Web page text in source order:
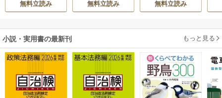
溺愛してくれてい
無料立読み 無料立読み
ばれる
無料立読み
小説・実用書の最新刊 もっと見る